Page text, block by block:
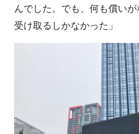
んでした。でも、何も償い
受け取るしかなかった」